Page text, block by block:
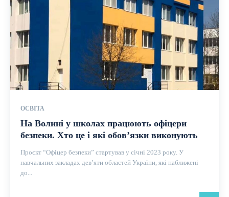
ОСВІТА
На Волині у школах працюють офіцери
безпеки. Хто це і які обов’язки виконують
Проєкт “Офіцер безпеки” стартував у січні 2023 року. У
навчальних закладах дев’яти областей України, які наближені
до...